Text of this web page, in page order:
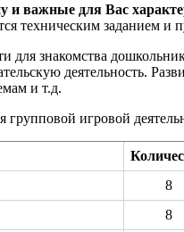
и важные для Вас
техническим заданием
знакомства
деятельность.
и т.д.
групповой игровой
8
8